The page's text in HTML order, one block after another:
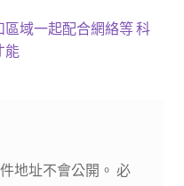
域一起配合網絡等 科
能
地址不會公開。 必